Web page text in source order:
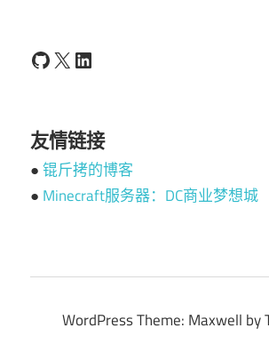
GitHub
X LinkedIn
友情链接
●锟斤拷的博客
● Minecraft服务器：DC商业梦想城
WordPress Theme: Maxwell by